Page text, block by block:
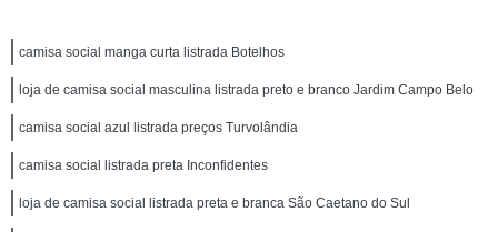
camisa social manga curta listrada Botelhos
loja de camisa social masculina listrada preto e branco Jardim Campo Belo
camisa social azul listrada preços Turvolândia
camisa social listrada preta Inconfidentes
loja de camisa social listrada preta e branca São Caetano do Sul